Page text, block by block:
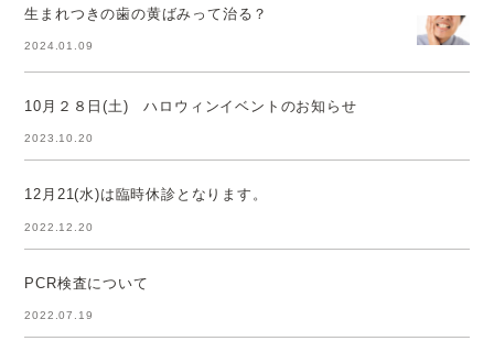
生まれつきの歯の黄ばみって治る？
2024.01.09
10月２８日(土) ハロウィンイベントのお知らせ
2023.10.20
12月21(水)は臨時休診となります。
2022.12.20
PCR検査について
2022.07.19